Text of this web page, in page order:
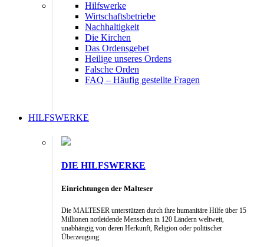
Hilfswerke
Wirtschaftsbetriebe
Nachhaltigkeit
Die Kirchen
Das Ordensgebet
Heilige unseres Ordens
Falsche Orden
FAQ – Häufig gestellte Fragen
HILFSWERKE
DIE HILFSWERKE
Einrichtungen der Malteser
Die MALTESER unterstützen durch ihre humanitäre Hilfe über 15
Millionen notleidende Menschen in 120 Ländern weltweit,
unabhängig von deren Herkunft, Religion oder politischer
Überzeugung.